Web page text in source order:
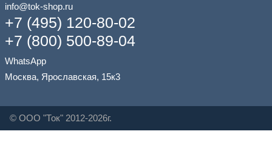
info@tok-shop.ru
+7 (495) 120-80-02
+7 (800) 500-89-04
WhatsApp
Москва, Ярославская, 15к3
© ООО "Ток" 2012-2026г.